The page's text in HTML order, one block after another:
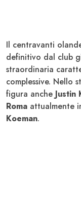
Il centravanti
definitivo dal club
straordinaria
complessive. Nello
figura anche Justin
Roma attualmente
Koeman.